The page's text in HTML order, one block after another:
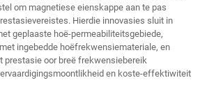
om magnetiese eienskappe aan te pas
Hierdie innovasies sluit in
geplaaste hoë-permeabiliteitsgebiede,
ingebedde hoëfrekwensiemateriale, en
prestasie oor breë frekwensiebereik
en koste-effektiwiteit